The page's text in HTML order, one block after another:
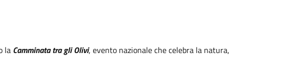
la Camminata tra gli Olivi, evento nazionale che celebra la natura,